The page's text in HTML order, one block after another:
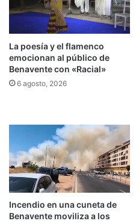
La poesía y el flamenco
emocionan al público de
Benavente con «Racial»
6 agosto, 2026
Incendio en una cuneta de
Benavente moviliza a los